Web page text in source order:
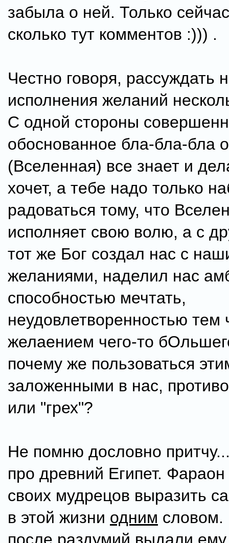
забыла о ней. Только
сколько тут комментов :))) .
Честно говоря, рассуждать
исполнения желаний
С одной стороны
обоснованное бла-бла-бла
(Вселенная) все знает и
хочет, а тебе надо только
радоваться тому, что
исполняет свою волю, а с
тот же Бог создал нас с
желаниями, наделил нас
способностью мечтать,
неудовлетворенностью тем
желаением чего-то
почему же пользоваться
заложенными в нас,
или "грех"?
Не помню дословно
про древний Египет.
своих мудрецов выразить
в этой жизни одним